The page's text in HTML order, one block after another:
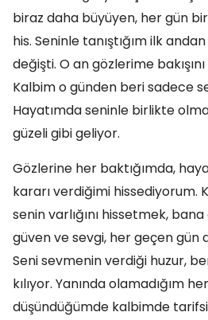
biraz daha büyüyen, her gün
his. Seninle tanıştığım ilk
değişti. O an gözlerime
Kalbim o günden beri sadece
Hayatımda seninle birlikte
güzeli gibi geliyor.
Gözlerine her baktığımda,
kararı verdiğimi hissediyorum.
senin varlığını hissetmek,
güven ve sevgi, her geçen gün
Seni sevmenin verdiği huzur,
kılıyor. Yanında olamadığım
düşündüğümde kalbimde